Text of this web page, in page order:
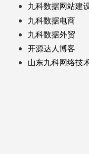
九科数据网站建
九科数据电商
九科数据外贸
开源达人博客
山东九科网络技